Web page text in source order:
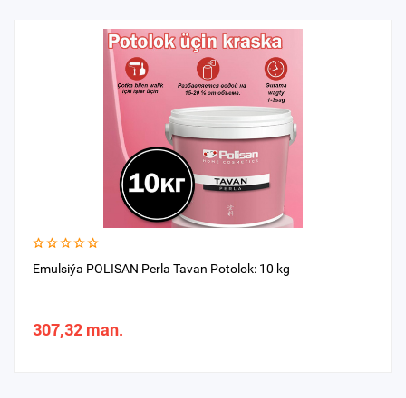
Emulsiýa POLISAN Perla Tavan Potolok: 10 kg
307,32 man.